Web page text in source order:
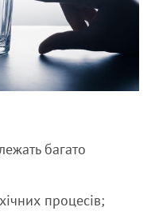
багато
процесів;